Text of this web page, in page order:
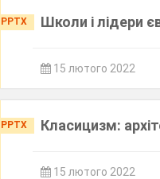
PPTX Школи і лідери
15 лютого 2022
PPTX Класицизм:
15 лютого 2022